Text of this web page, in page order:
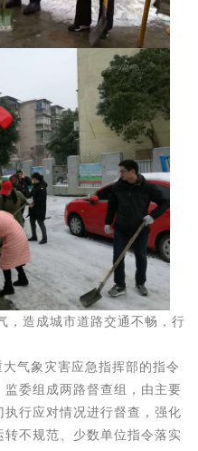
，造成城市道路交通不畅，行
气象灾害应急指挥部的指令
委组成两路督查组，由主要
行应对情况进行督查，强化
不规范、少数单位指令落实